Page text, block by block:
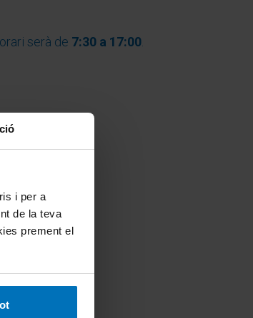
i per a
de la teva
prement el
serà de 7:30 a 17:00.